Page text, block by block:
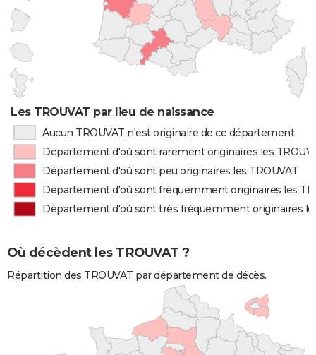
Les TROUVAT par lieu de naissance
Aucun TROUVAT n'est originaire de ce département
Département d'où sont rarement originaires les
Département d'où sont peu originaires les TROUVAT
Département d'où sont fréquemment originaires les
Département d'où sont très fréquemment originaires
Où décèdent les TROUVAT ?
Répartition des TROUVAT par département de décès.